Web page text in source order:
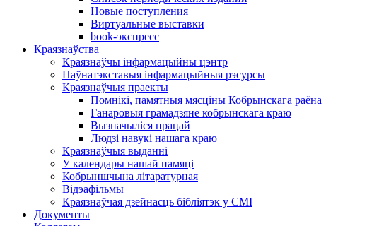
Новые поступления
Виртуальные выставки
book-экспресс
Краязнаўства
Краязнаўчы інфармацыйны цэнтр
Паўнатэкставыя інфармацыйныя рэсурсы
Краязнаўчыя праекты
Помнікі, памятныя мясціны Кобрынскага раёна
Ганаровыя грамадзяне кобрынскага краю
Вызначыліся працай
Людзі навукі нашага краю
Краязнаўчыя выданні
У календары нашай памяці
Кобрыншчына літаратурная
Відэафільмы
Краязнаўчая дзейнасць бібліятэк у СМІ
Документы